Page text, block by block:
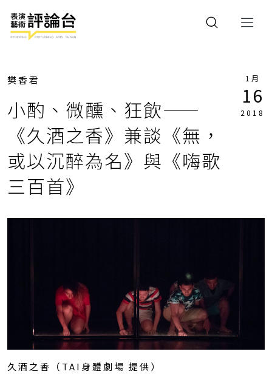
樊香君
小酌、微醺、狂飲——
《久酒之香》兼談《無，
或以沉醉為名》與《嗨歌
三百首》
1月
16
2018
久酒之香（TAI身體劇場 提供）